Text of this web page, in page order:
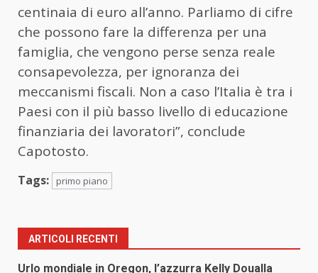
centinaia di euro all’anno. Parliamo di cifre
che possono fare la differenza per una
famiglia, che vengono perse senza reale
consapevolezza, per ignoranza dei
meccanismi fiscali. Non a caso l’Italia è tra i
Paesi con il più basso livello di educazione
finanziaria dei lavoratori”, conclude
Capotosto.
Tags: primo piano
ARTICOLI RECENTI
Urlo mondiale in Oregon, l’azzurra Kelly Doualla